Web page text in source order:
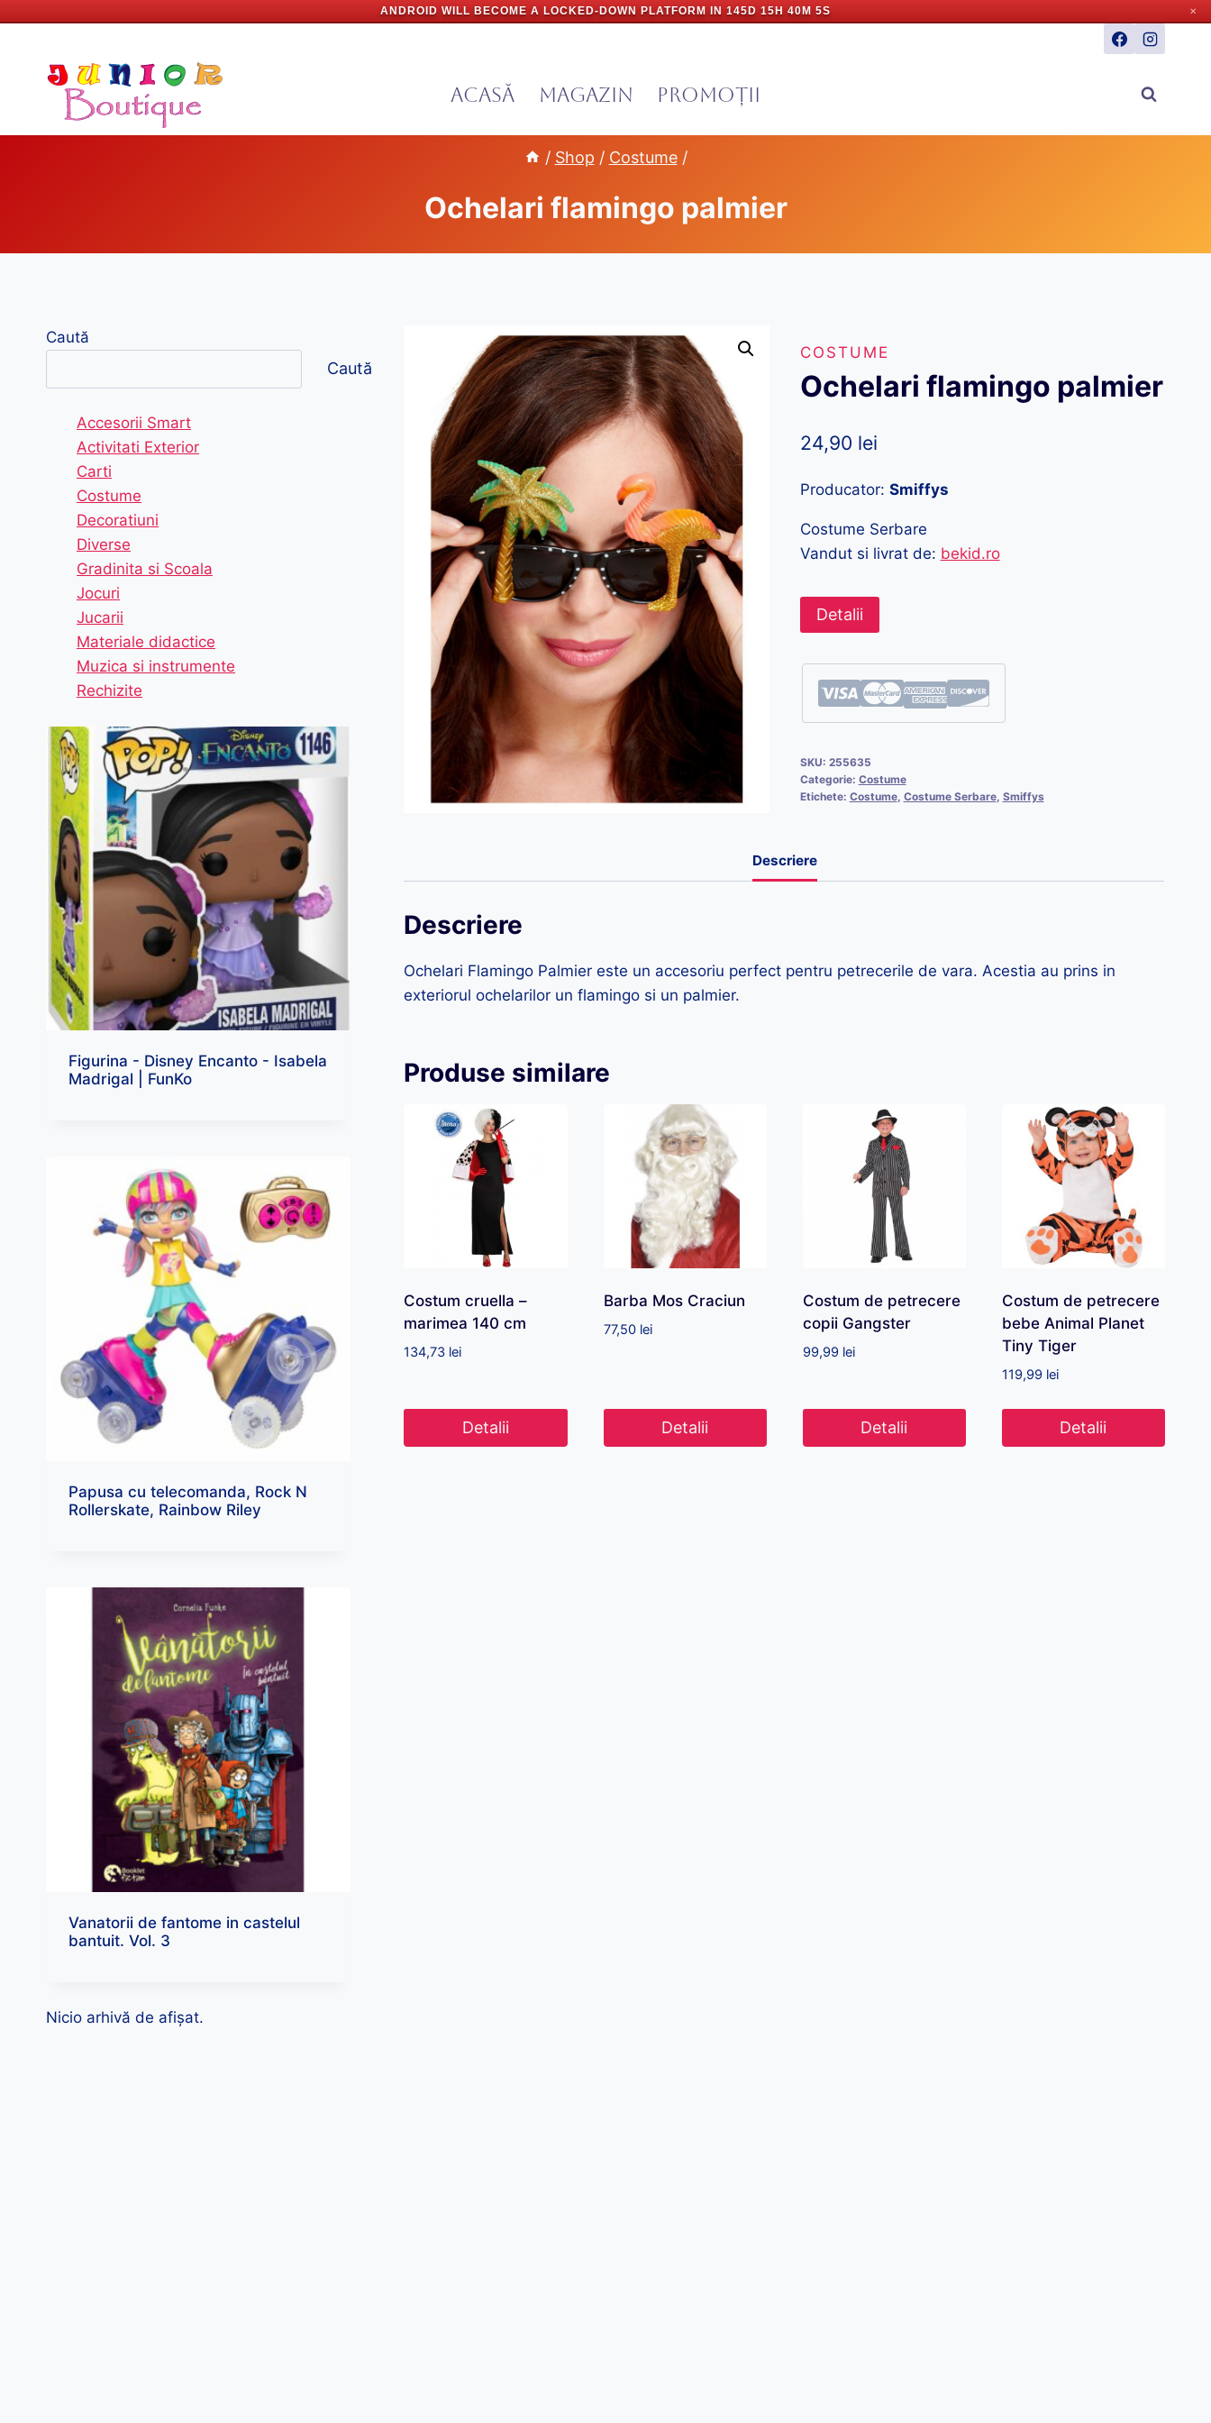
ANDROID WILL BECOME A LOCKED-DOWN PLATFORM IN 145D 15H 40M 4S ✕
content
Acasă Magazin PROMOȚII
/ Shop / Costume /
Ochelari flamingo palmier
COSTUME
Ochelari flamingo palmier
24,90 lei
Producator: Smiffys
Costume Serbare
Vandut si livrat de: bekid.ro
Detalii
SKU: 255635
Categorie: Costume
Etichete: Costume, Costume Serbare, Smiffys
Descriere
Descriere
Ochelari Flamingo Palmier este un accesoriu perfect pentru petrecerile de vara. Acestia au prins in
exteriorul ochelarilor un flamingo si un palmier.
Produse similare
Costum cruella –
marimea 140 cm
134,73 lei
Detalii
Barba Mos Craciun
77,50 lei
Detalii
Costum de petrecere
copii Gangster
99,99 lei
Detalii
Costum de petrecere
bebe Animal Planet
Tiny Tiger
119,99 lei
Detalii
Caută
Caută
Accesorii Smart
Activitati Exterior
Carti
Costume
Decoratiuni
Diverse
Gradinita si Scoala
Jocuri
Jucarii
Materiale didactice
Muzica si instrumente
Rechizite
Figurina - Disney Encanto - Isabela
Madrigal | FunKo
Papusa cu telecomanda, Rock N
Rollerskate, Rainbow Riley
Vanatorii de fantome in castelul
bantuit. Vol. 3
Nicio arhivă de afișat.